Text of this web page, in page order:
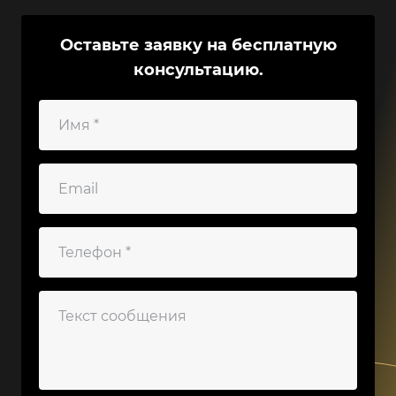
видеорегистратора, способные удовлетворить
любые потребности и обеспечить
максимальную функциональность вашего
оборудования. Среди предложений нашего
каталога Вы найдете защитные корпуса,
устойчивые к агрессивным факторам внешней
механическое воздействие. Эти корпуса не
только защищают устройства, но и продлевают
условиях работы в промышленных и опасных
зонах.
крепления и адаптеры, которые позволяют
гибко и надежно установить
Оставьте заявку на бесплатную
консультацию.